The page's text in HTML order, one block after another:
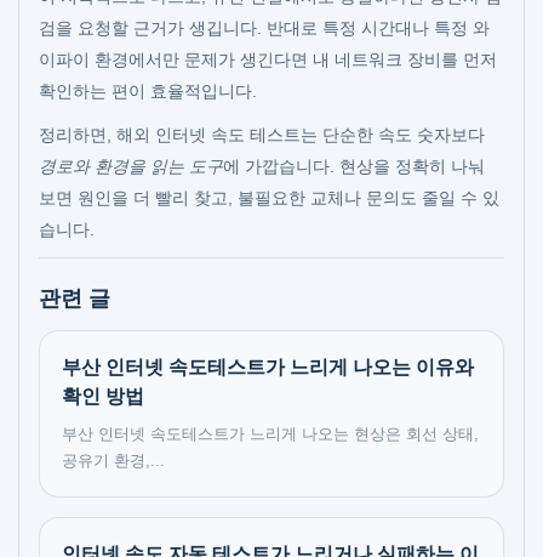
검을 요청할 근거가 생깁니다. 반대로 특정 시간대나 특정 와
이파이 환경에서만 문제가 생긴다면 내 네트워크 장비를 먼저
확인하는 편이 효율적입니다.
정리하면, 해외 인터넷 속도 테스트는 단순한 속도 숫자보다
경로와 환경을 읽는 도구에 가깝습니다. 현상을 정확히 나눠
보면 원인을 더 빨리 찾고, 불필요한 교체나 문의도 줄일 수 있
습니다.
관련 글
부산 인터넷 속도테스트가 느리게 나오는 이유와
확인 방법
부산 인터넷 속도테스트가 느리게 나오는 현상은 회선 상태,
공유기 환경,...